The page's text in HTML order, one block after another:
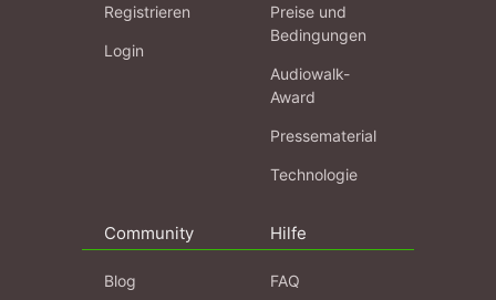
Registrieren
Login
Preise und
Bedingungen
Audiowalk-
Award
Pressematerial
Technologie
Community
Blog
Hilfe
FAQ